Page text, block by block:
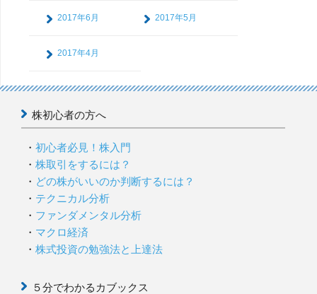
2017年6月 2017年5月
2017年4月
株初心者の方へ
初心者必見！株入門
株取引をするには？
どの株がいいのか判断するには？
テクニカル分析
ファンダメンタル分析
マクロ経済
株式投資の勉強法と上達法
５分でわかるカブックス